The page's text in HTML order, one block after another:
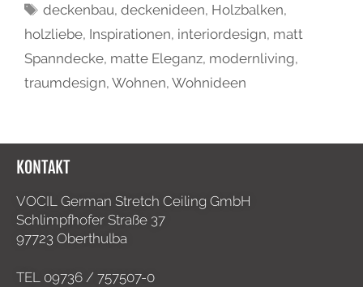
deckenbau,deckenideen, Holzbalken,
holzliebe, Inspirationen, interiordesign, matt
Spanndecke, matte Eleganz, modernliving,
traumdesign, Wohnen, Wohnideen
KONTAKT
VOCIL German Stretch Ceiling GmbH
Schlimpfhofer Straße 37
97723 Oberthulba
TEL 09736 / 757507-0